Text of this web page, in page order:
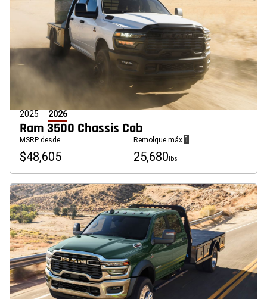
2025 2026
Ram 3500 Chassis Cab
MSRP desde
$48,605
Remolque máx.(
Divulgación
1
25,680 lbs